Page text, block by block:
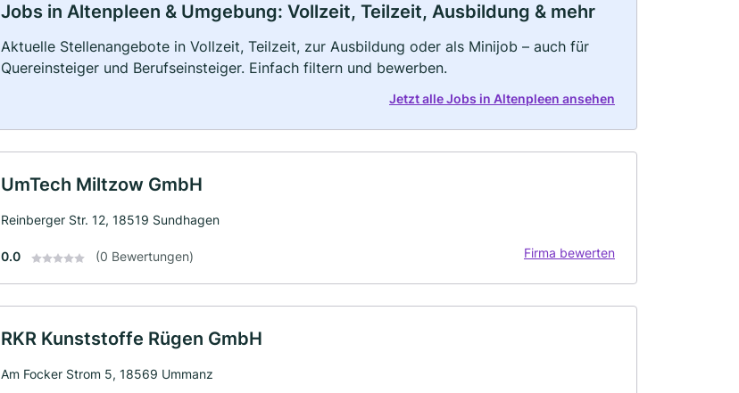
Jobs in Altenpleen & Umgebung: Vollzeit, Teilzeit, Ausbildung & mehr
Aktuelle Stellenangebote in Vollzeit, Teilzeit, zur Ausbildung oder als Minijob – auch für
Quereinsteiger und Berufseinsteiger. Einfach filtern und bewerben.
Jetzt alle Jobs in Altenpleen ansehen
UmTech Miltzow GmbH
Reinberger Str. 12, 18519 Sundhagen
0.0 (0 Bewertungen) Firma bewerten
RKR Kunststoffe Rügen GmbH
Am Focker Strom 5, 18569 Ummanz